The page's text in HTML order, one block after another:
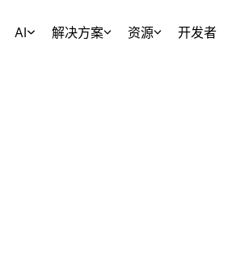
AI 解决方案 资源 开发者